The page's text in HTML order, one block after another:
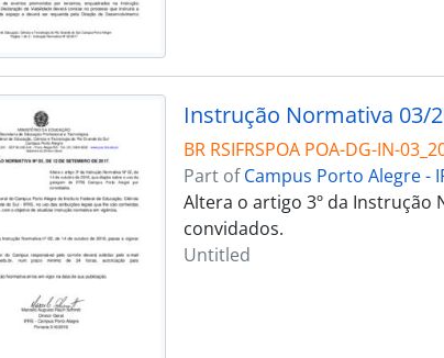
Instrução Normativa 03/
BR RSIFRSPOA POA-DG-IN-
Part ofCampus Porto Alegre -
Altera o artigo 3º da Instrução
convidados.
Untitled